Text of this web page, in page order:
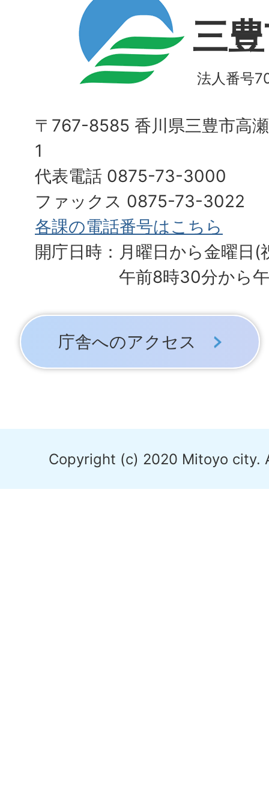
三
法人番号
〒767-8585 香川県三豊市高
1
代表電話 0875-73-3000
ファックス 0875-73-3022
各課の電話番号はこちら
開庁日時：月曜日から金曜日(
午前8時30分から
庁舎へのアクセス
Copyright (c) 2020 Mitoyo city.